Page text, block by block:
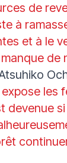
de
à
et à le
de
les
devenue